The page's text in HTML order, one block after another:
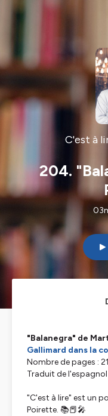
C'est à
204.
"Balanegra" de
Gallimard dans la
Nombre de pages :
Traduit de
"C'est à lire" est un
Poirette. 📚📕🎤